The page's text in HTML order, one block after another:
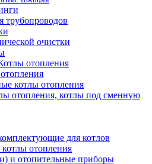
трубопроводов
очистки
отопления
котлы отопления
отопления, котлы под сменную
для котлов
отопления